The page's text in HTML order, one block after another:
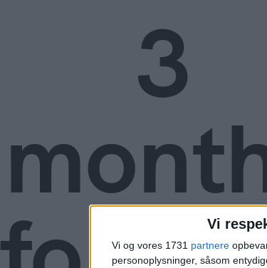
Vi
Vi og vores 1731 partnere
personoplysninger, såsom
3